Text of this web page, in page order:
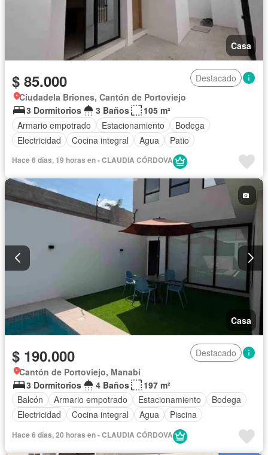
Casa
$ 85.000
Destacado
Ciudadela Briones, Cantón de Portoviejo
3 Dormitorios
3 Baños
105 m²
Armario empotrado
Estacionamiento
Bodega
Electricidad
Cocina integral Agua Patio
Hace 6 días, 19 horas en - CLAUDIA CÓRDOVA
Casa
$ 190.000
Destacado
Cantón de Portoviejo, Manabí
3 Dormitorios
4 Baños
197 m²
Balcón
Armario empotrado Estacionamiento
Bodega
Electricidad
Cocina integral Agua Piscina
Hace 6 días, 20 horas en - CLAUDIA CÓRDOVA